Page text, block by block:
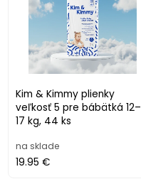
Kim & Kimmy plienky
veľkosť 5 pre bábätká 12–
17 kg, 44 ks
na sklade
19.95 €